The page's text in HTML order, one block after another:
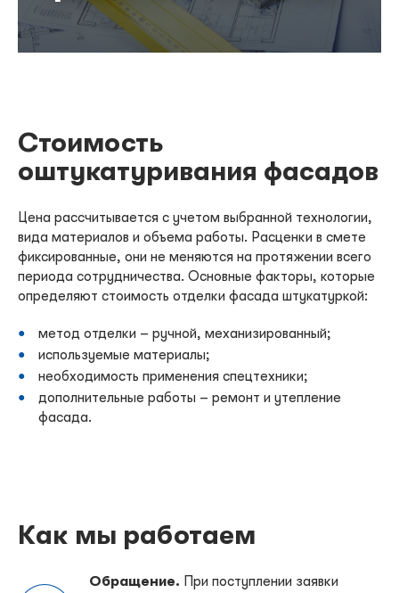
Стоимость
оштукатуривания фасадов
Цена рассчитывается с учетом выбранной технологии,
вида материалов и объема работы. Расценки в смете
фиксированные, они не меняются на протяжении всего
периода сотрудничества. Основные факторы, которые
определяют стоимость отделки фасада штукатуркой:
метод отделки – ручной, механизированный;
используемые материалы;
необходимость применения спецтехники;
дополнительные работы – ремонт и утепление
фасада.
Как мы работаем
Обращение. При поступлении заявки